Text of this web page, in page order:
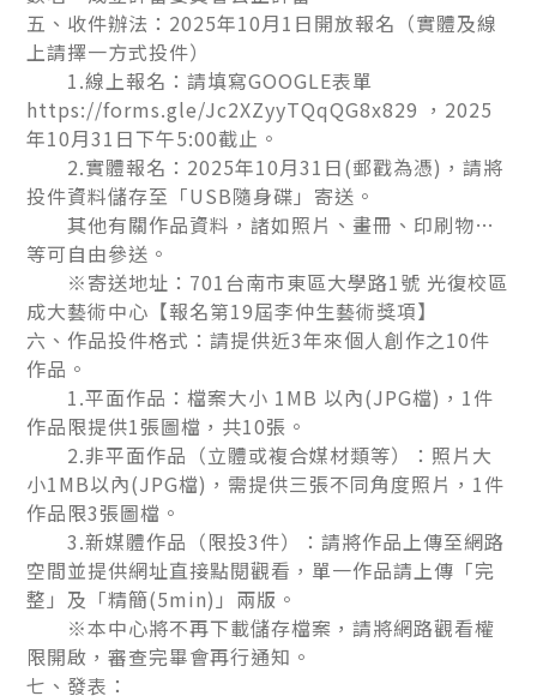
五、收件辦法：2025年10月1日開放報名（實體及線
上請擇一方式投件）
1.線上報名：請填寫GOOGLE表單
https://forms.gle/Jc2XZyyTQqQG8x829 ，2025
年10月31日下午5:00截止。
2.實體報名：2025年10月31日(郵戳為憑)，請將
投件資料儲存至「USB隨身碟」寄送。
其他有關作品資料，諸如照片、畫冊、印刷物…
等可自由參送。
※寄送地址：701台南市東區大學路1號 光復校區
成大藝術中心【報名第19屆李仲生藝術獎項】
六、作品投件格式：請提供近3年來個人創作之10件
作品。
1.平面作品：檔案大小 1MB 以內(JPG檔)，1件
作品限提供1張圖檔，共10張。
2.非平面作品（立體或複合媒材類等）：照片大
小1MB以內(JPG檔)，需提供三張不同角度照片，1件
作品限3張圖檔。
3.新媒體作品（限投3件）：請將作品上傳至網路
空間並提供網址直接點閱觀看，單一作品請上傳「完
整」及「精簡(5min)」兩版。
※本中心將不再下載儲存檔案，請將網路觀看權
限開啟，審查完畢會再行通知。
七、發表：